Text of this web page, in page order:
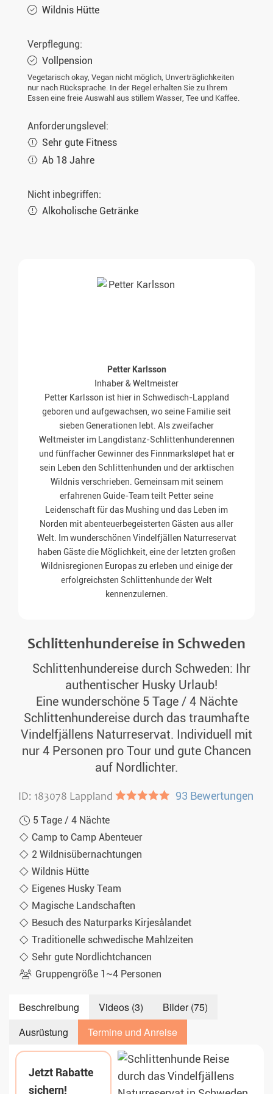
Mo. 08.03.2027
Wildnis Hütte
Verpflegung:
Vollpension
Vegetarisch okay, Vegan nicht möglich, Unverträglichkeiten
nur nach Rücksprache. In der Regel erhalten Sie zu Ihrem
Essen eine freie Auswahl aus stillem Wasser, Tee und Kaffee.
Anforderungslevel:
Sehr gute Fitness
Ab 18 Jahre
Nicht inbegriffen:
Alkoholische Getränke
Petter Karlsson
Inhaber & Weltmeister
Petter Karlsson ist hier in Schwedisch-Lappland
geboren und aufgewachsen, wo seine Familie seit
sieben Generationen lebt. Als zweifacher
Weltmeister im Langdistanz-Schlittenhunderennen
und fünffacher Gewinner des Finnmarksløpet hat er
sein Leben den Schlittenhunden und der arktischen
Wildnis verschrieben. Gemeinsam mit seinem
erfahrenen Guide-Team teilt Petter seine
Leidenschaft für das Mushing und das Leben im
Norden mit abenteuerbegeisterten Gästen aus aller
Welt. Im wunderschönen Vindelfjällen Naturreservat
haben Gäste die Möglichkeit, eine der letzten großen
Wildnisregionen Europas zu erleben und einige der
erfolgreichsten Schlittenhunde der Welt
kennenzulernen.
Schlittenhundereise in Schweden
Schlittenhundereise durch Schweden: Ihr
authentischer Husky Urlaub!
Eine wunderschöne 5 Tage / 4 Nächte
Schlittenhundereise durch das traumhafte
Vindelfjällens Naturreservat. Individuell mit
nur 4 Personen pro Tour und gute Chancen
auf Nordlichter.
ID: 183078 Lappland ●●●●● 93 Bewertungen
5 Tage / 4 Nächte
Camp to Camp Abenteuer
2 Wildnisübernachtungen
Wildnis Hütte
Eigenes Husky Team
Magische Landschaften
Besuch des Naturparks Kirjesålandet
Traditionelle schwedische Mahlzeiten
Sehr gute Nordlichtchancen
Gruppengröße 1~4 Personen
Beschreibung Videos (3)
Bilder (75)
Ausrüstung
Termine und Anreise
Jetzt Rabatte
sichern!